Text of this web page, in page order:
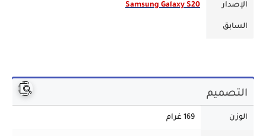
الإصدار
السابق
Samsung Galaxy S20
التصميم
الوزن 169 غرام